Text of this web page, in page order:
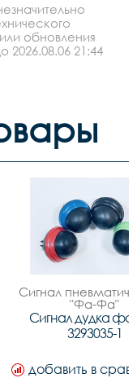
обновления
21:44
Сигнал
"Фа-Фа"
Сигнал дудка
3293035-1
добавить в